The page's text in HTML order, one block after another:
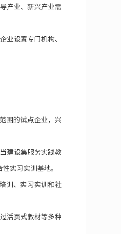
产业、新兴产业需
业设置专门机构、
围的试点企业，兴
建设集服务实践教
实习实训基地。
训、实习实训和社
活页式教材等多种